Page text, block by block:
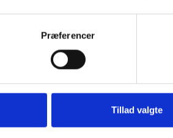
Præferencer
Tillad valgte
Husqvarna WP 4T SAE 30 - 1,4 l
Husqvarna